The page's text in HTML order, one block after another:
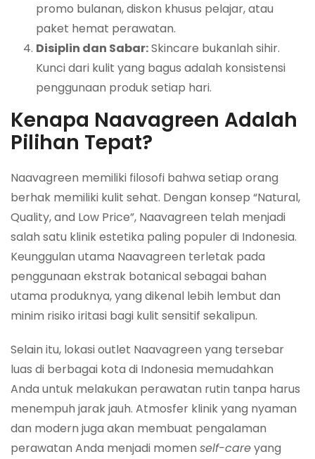
promo bulanan, diskon khusus pelajar, atau
paket hemat perawatan.
Disiplin dan Sabar:Skincare bukanlah sihir.
Kunci dari kulit yang bagus adalah konsistensi
penggunaan produk setiap hari.
Kenapa Naavagreen Adalah
Pilihan Tepat?
Naavagreen memiliki filosofi bahwa setiap orang
berhak memiliki kulit sehat. Dengan konsep “Natural,
Quality, and Low Price”, Naavagreen telah menjadi
salah satu klinik estetika paling populer di Indonesia.
Keunggulan utama Naavagreen terletak pada
penggunaan ekstrak botanical sebagai bahan
utama produknya, yang dikenal lebih lembut dan
minim risiko iritasi bagi kulit sensitif sekalipun.
Selain itu, lokasi outlet Naavagreen yang tersebar
luas di berbagai kota di Indonesia memudahkan
Anda untuk melakukan perawatan rutin tanpa harus
menempuh jarak jauh. Atmosfer klinik yang nyaman
dan modern juga akan membuat pengalaman
perawatan Anda menjadi momen self-careyang